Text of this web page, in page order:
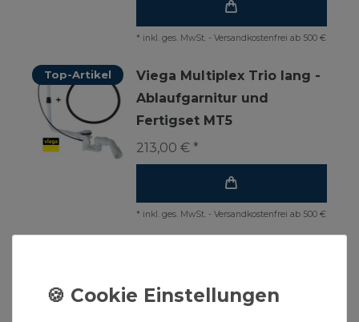
* inkl. ges. MwSt. - Versandkostenfrei ab 500 €
Top-Artikel
Viega Multiplex Trio lang -
Ablaufgarnitur und
Fertigset MT5
213,00 € *
* inkl. ges. MwSt. - Versandkostenfrei ab 500 €
Grundset für